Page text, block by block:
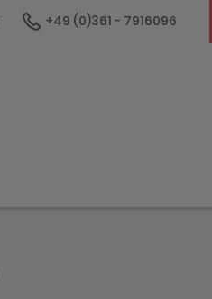
+49 (0)361 - 7916096